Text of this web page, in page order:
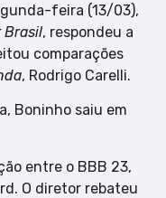
feira (13/03),
Brasil, respondeu a
comparações
, Rodrigo Carelli.
Boninho saiu em
entre o BBB 23,
O diretor rebateu